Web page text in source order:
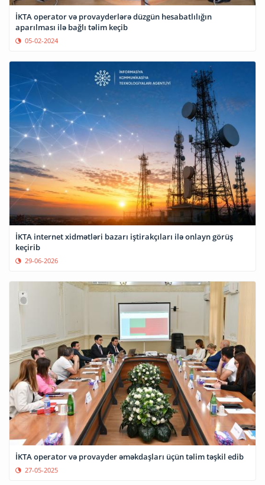
İKTA operator və provayderlərə düzgün hesabatlılığın
aparılması ilə bağlı təlim keçib
05-02-2024
İKTA internet xidmətləri bazarı iştirakçıları ilə onlayn görüş
keçirib
29-06-2026
İKTA operator və provayder əməkdaşları üçün təlim təşkil edib
27-05-2025